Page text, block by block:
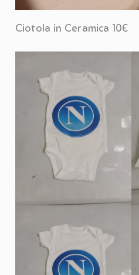
Ciotola in Ceramica 10€